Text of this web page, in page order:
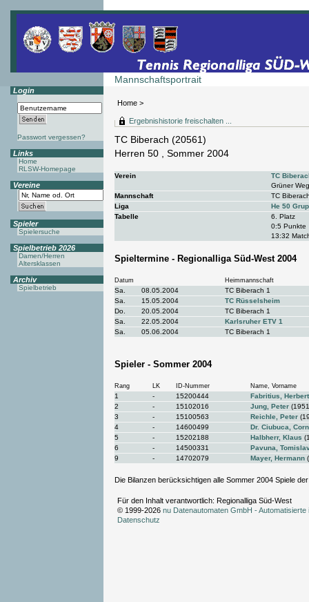
Mannschaftsportrait
Home >
Login
Passwort vergessen?
Links
Home
RLSW-Homepage
Vereine
Spieler
Spielersuche
Spielbetrieb 2026
Damen/Herren
Altersklassen
Archiv
Spielbetrieb
Ergebnishistorie freischalten ...
TC Biberach (20561)
Herren 50 , Sommer 2004
Verein
TC
Grüner
Mannschaft
TC
Liga
He 50
Tabelle
6. Platz
0:5 Punkte
13:32
Spieltermine - Regionalliga Süd-West 2004
Datum Heimmannschaft
Sa. 08.05.2004
TC Biberach 1
Sa.
15.05.2004
TC Rüsselsheim
Do.
20.05.2004
TC Biberach 1
Sa.
22.05.2004
Karlsruher ETV 1
Sa.
05.06.2004 TC Biberach 1
Spieler - Sommer 2004
Rang LK ID-Nummer Name, Vorname
1 - 15200444
Fabritius, Herbert
2
- 15102016 Jung, Peter
3
- 15100563 Reichle, Peter
4
- 14600499
Dr. Ciubuca,
5
- 15202188 Halbherr, Klaus
6
- 14500331
Pavuna,
9
- 14702079 Mayer, Hermann
Die Bilanzen berücksichtigen alle Sommer 2004 Spiele
Für den Inhalt verantwortlich: Regionalliga Süd-West
© 1999-2026 nu Datenautomaten GmbH -
Datenschutz